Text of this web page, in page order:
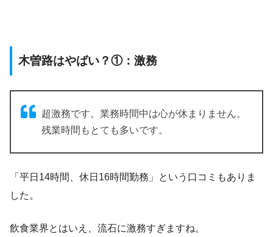
木曽路はやばい？①：激務
超激務です。業務時間中は心が休まりません。
残業時間もとても多いです。
「平日14時間、休日16時間勤務」という口コミもありま
した。
飲食業界とはいえ、流石に激務すぎますね。